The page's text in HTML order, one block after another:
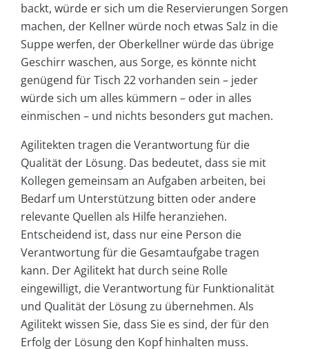
backt, würde er sich um die Reservierungen Sorgen
machen, der Kellner würde noch etwas Salz in die
Suppe werfen, der Oberkellner würde das übrige
Geschirr waschen, aus Sorge, es könnte nicht
genügend für Tisch 22 vorhanden sein – jeder
würde sich um alles kümmern – oder in alles
einmischen – und nichts besonders gut machen.
Agilitekten tragen die Verantwortung für die
Qualität der Lösung. Das bedeutet, dass sie mit
Kollegen gemeinsam an Aufgaben arbeiten, bei
Bedarf um Unterstützung bitten oder andere
relevante Quellen als Hilfe heranziehen.
Entscheidend ist, dass nur eine Person die
Verantwortung für die Gesamtaufgabe tragen
kann. Der Agilitekt hat durch seine Rolle
eingewilligt, die Verantwortung für Funktionalität
und Qualität der Lösung zu übernehmen. Als
Agilitekt wissen Sie, dass Sie es sind, der für den
Erfolg der Lösung den Kopf hinhalten muss.